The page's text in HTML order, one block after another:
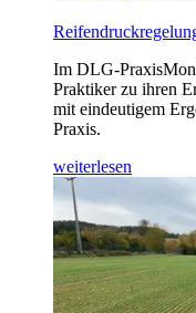
Im DLG-
Praktiker zu ihren
mit eindeutigem
Praxis.
weiterlesen